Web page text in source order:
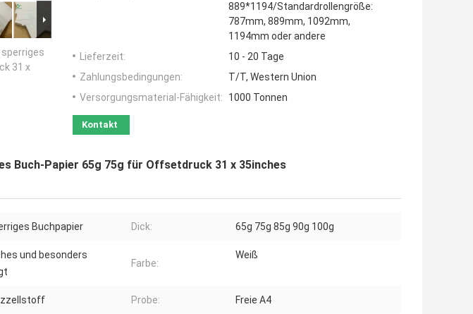
31 x
889*1194/Standardrollengröße:
787mm, 889mm, 1092mm,
1194mm oder andere
Lieferzeit:
10 - 20 Tage
Zahlungsbedingungen:
T/T, Western Union
Versorgungsmaterial-Fähigkeit:
1000 Tonnen
Kontakt
Buch-Papier 65g 75g für Offsetdruck 31 x 35inches
Buchpapier Dick: 65g 75g 85g 90g 100g
und besonders
Farbe:
Weiß
Probe: Freie A4